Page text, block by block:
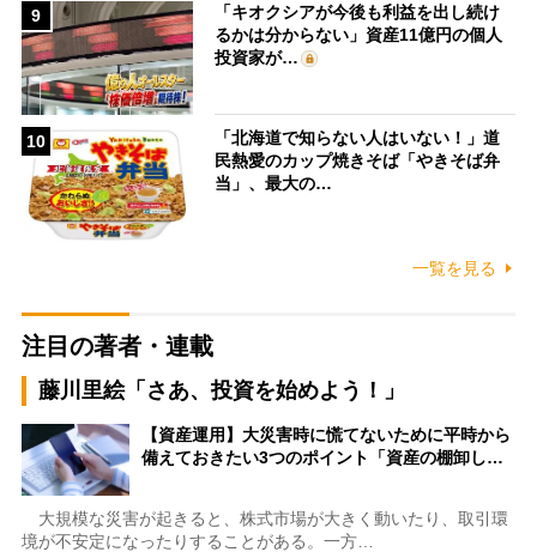
9
「キオクシアが今後も利益を出し続け
るかは分からない」資産11億円の個人
投資家が…
10
「北海道で知らない人はいない！」道
民熱愛のカップ焼きそば「やきそば弁
当」、最大の…
一覧を見る
注目の著者・連載
藤川里絵「さあ、投資を始めよう！」
【資産運用】大災害時に慌てないために平時から
備えておきたい3つのポイント「資産の棚卸し…
大規模な災害が起きると、株式市場が大きく動いたり、取引環
境が不安定になったりすることがある。一方…